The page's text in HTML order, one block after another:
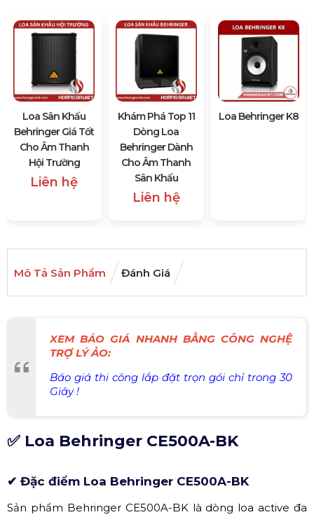
Loa Sân Khấu
Behringer Giá Tốt
Cho Âm Thanh
Hội Trường
Liên hệ
Khám Phá Top 11
Dòng Loa
Behringer Dành
Cho Âm Thanh
Sân Khấu
Liên hệ
Loa Behringer K8
Mô Tả Sản Phẩm Đánh Giá
XEM BÁO GIÁ NHANH BẰNG CÔNG NGHỆ
TRỢ LÝ ẢO:
Báo giá thi công lắp đặt trọn gói chỉ trong 30
Giây !
✅ Loa Behringer CE500A-BK
✔ Đặc điểm Loa Behringer CE500A-BK
Sản phẩm Behringer CE500A-BK là dòng loa active đa